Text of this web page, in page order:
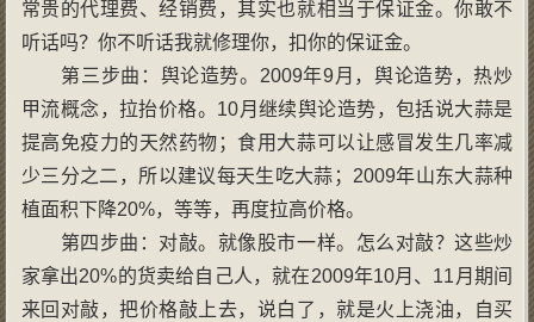
常贵的代理费、经销费，其实也就相当于保证金。你敢不
听话吗？你不听话我就修理你，扣你的保证金。
第三步曲：舆论造势。2009年9月，舆论造势，热炒
甲流概念，拉抬价格。10月继续舆论造势，包括说大蒜是
提高免疫力的天然药物；食用大蒜可以让感冒发生几率减
少三分之二，所以建议每天生吃大蒜；2009年山东大蒜种
植面积下降20%，等等，再度拉高价格。
第四步曲：对敲。就像股市一样。怎么对敲？这些炒
家拿出20%的货卖给自己人，就在2009年10月、11月期间
来回对敲，把价格敲上去，说白了，就是火上浇油，自买